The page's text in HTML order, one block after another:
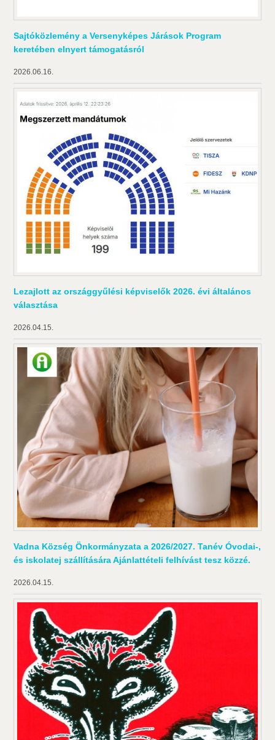
Sajtóközlemény a Versenyképes Járások Program
keretében elnyert támogatásról
2026.06.16.
Lezajlott az országgyűlési képviselők 2026. évi általános
választása
2026.04.15.
Vadna Község Önkormányzata a 2026/2027. Tanév Óvodai-,
és iskolatej szállítására Ajánlattételi felhívást tesz közzé.
2026.04.15.